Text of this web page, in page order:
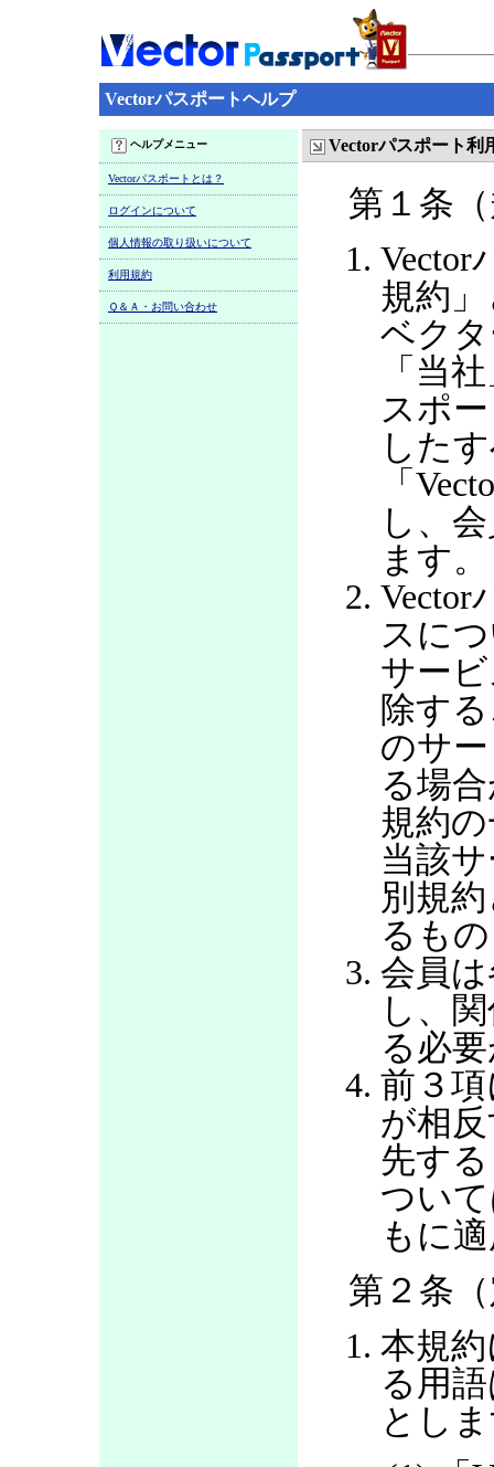
Vectorパスポートヘルプ
ヘルプメニュー
Vectorパスポートとは？
ログインについて
個人情報の取り扱いについて
利用規約
Ｑ＆Ａ・お問い合わせ
Vectorパスポート利
第１条
Vector
規約
ベク
「当
スポ
した
「
し、
ます。
Vector
スに
サー
除す
のサ
る場
規約
当該
別規
るも
会員
し、
る必
前３
が相
先す
つい
もに
第２条
本規
る用
とし